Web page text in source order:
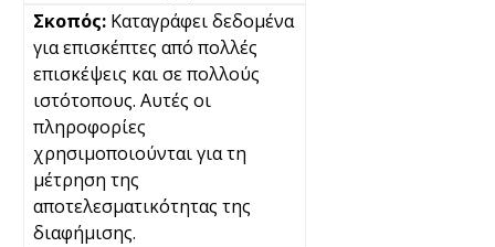
Καταγράφει δεδομένα
για επισκέπτες από πολλές
επισκέψεις και σε πολλούς
ιστότοπους. Αυτές οι
πληροφορίες
χρησιμοποιούνται για τη
μέτρηση της
αποτελεσματικότητας της
διαφήμισης.